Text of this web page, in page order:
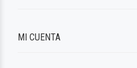
MI CUENTA